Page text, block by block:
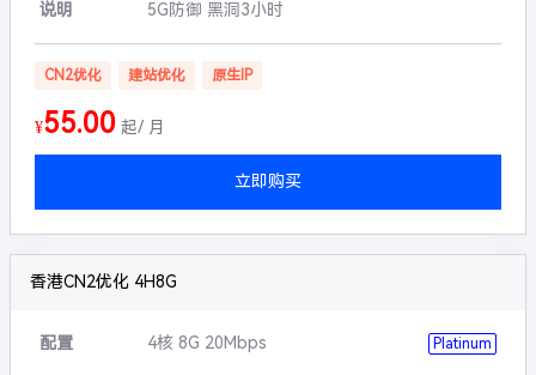
说明 5G防御 黑洞3小时
CN2优化 建站优化 原生IP
¥55.00 起/ 月
立即购买
香港CN2优化 4H8G
配置 4核 8G 20Mbps Platinum